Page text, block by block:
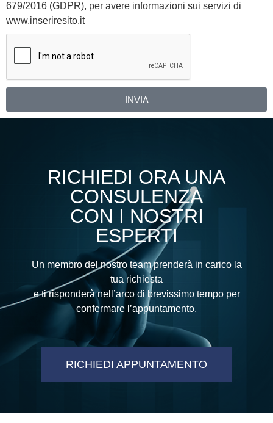
679/2016 (GDPR), per avere informazioni sui servizi di
www.inseriresito.it
INVIA
Alternative:
RICHIEDI ORA UNA
CONSULENZA
CON I NOSTRI
ESPERTI
Un membro del nostro team prenderà in carico la
tua richiesta
e ti risponderà nell’arco di brevissimo tempo per
confermare l’appuntamento.
RICHIEDI APPUNTAMENTO